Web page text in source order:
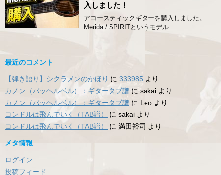
入しました！
アコースティックギターを購入しました。
Merida / SPIRITというモデル ...
最近のコメント
【弾き語り】シクラメンのかほり に 333985 より
カノン（パッヘルベル）：ギタータブ譜 に sakai より
カノン（パッヘルベル）：ギタータブ譜 に Leo より
コンドルは飛んでいく（TAB譜）
に sakai より
コンドルは飛んでいく（TAB譜）
に 満田裕司 より
メタ情報
ログイン
投稿フィード